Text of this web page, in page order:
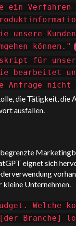
ein
unsere
können."
für unsere
bearbeitet
Anfrage nicht
die Tätigkeit, die
ausfallen.
eignet sich
Unternehmen.
Welche
Branche]